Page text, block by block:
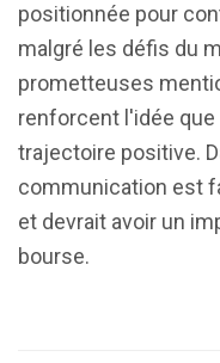
positionnée pour
malgré les défis du
prometteuses
renforcent l'idée
trajectoire positive.
communication est
et devrait avoir un
bourse.